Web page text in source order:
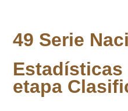
49 Serie
etapa